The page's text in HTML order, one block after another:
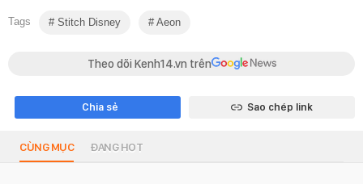
Tags Stitch Disney Aeon
Theo dõi Kenh14.vn trên
Chia sẻ Sao chép link
CÙNG MỤC ĐANG HOT